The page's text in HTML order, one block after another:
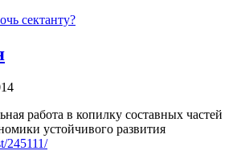
сектанту?
работа в копилку составных частей
устойчивого развития
245111/